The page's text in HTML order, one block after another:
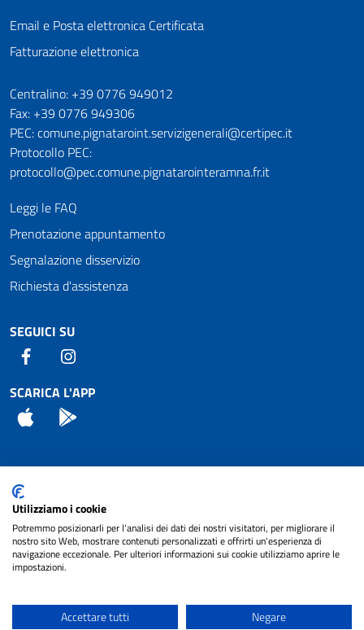
Email e Posta elettronica Certificata
Fatturazione elettronica
Numeri utili
Centralino: +39 0776 949012
Fax: +39 0776 949306
PEC: comune.pignataroint.servizigenerali@certipec.it
Protocollo PEC:
protocollo@pec.comune.pignatarointeramna.fr.it
Leggi le FAQ
Prenotazione appuntamento
Segnalazione disservizio
Richiesta d'assistenza
SEGUICI SU
Facebook
SCARICA L'APP
App Store
Attuazione Misure PNRR
Piano di miglioramento del sito
Note legali
cura diNET SMART
Utilizziamo i cookie
Potremmo posizionarli per l'analisi dei dati dei nostri visitatori, per migliorare il
nostro sito Web, mostrare contenuti personalizzati e offrirti un'esperienza di
navigazione eccezionale. Per ulteriori informazioni sui cookie utilizziamo aprire le
impostazioni.
Accettare tutti Negare